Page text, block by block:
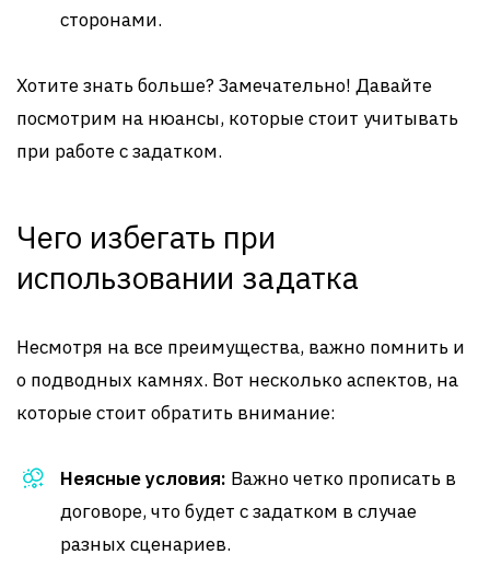
сторонами.
Хотите знать больше? Замечательно! Давайте
посмотрим на нюансы, которые стоит учитывать
при работе с задатком.
Чего избегать при
использовании задатка
Несмотря на все преимущества, важно помнить и
о подводных камнях. Вот несколько аспектов, на
которые стоит обратить внимание:
Неясные условия: Важно четко прописать в
договоре, что будет с задатком в случае
разных сценариев.